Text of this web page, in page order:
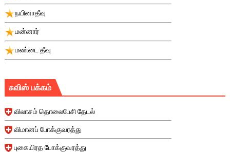
நயினாதீவு
மன்னார்
மண்டை தீவு
சுவிஸ் பக்கம்
விலாசம் தொலைபேசி தேடல்
விமானப் போக்குவரத்து
புகையிரத போக்குவரத்து